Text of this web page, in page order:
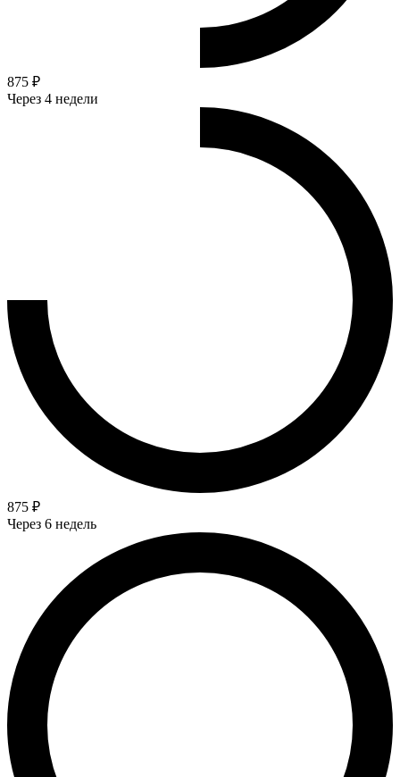
875 ₽
Через 4 недели
875 ₽
Через 6 недель